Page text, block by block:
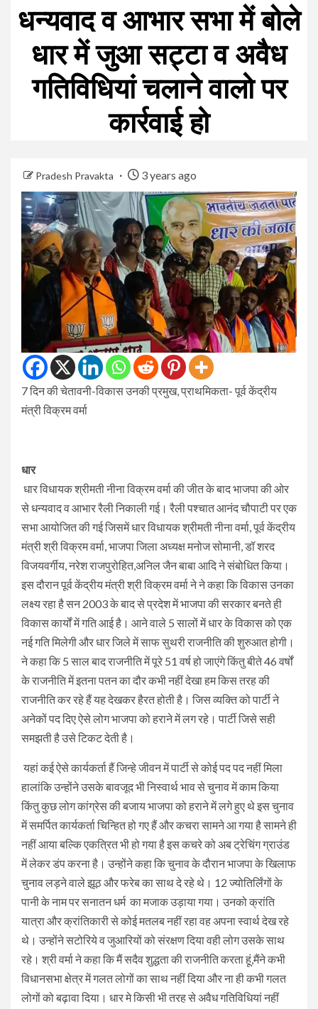
धन्यवाद व आभार सभा में बोले
धार में जुआ सट्टा व अवैध
गतिविधियां चलाने वालो पर
कार्रवाई हो
Pradesh Pravakta 3 years ago
7 दिन की चेतावनी-विकास उनकी प्रमुख, प्राथमिकता- पूर्व केंद्रीय
मंत्री विक्रम वर्मा
धार
धार विधायक श्रीमती नीना विक्रम वर्मा की जीत के बाद भाजपा की ओर
से धन्यवाद व आभार रैली निकाली गई। रैली पश्चात आनंद चौपाटी पर एक
सभा आयोजित की गई जिसमें धार विधायक श्रीमती नीना वर्मा, पूर्व केंद्रीय
मंत्री श्री विक्रम वर्मा, भाजपा जिला अध्यक्ष मनोज सोमानी, डॉ शरद
विजयवर्गीय, नरेश राजपुरोहित,अनिल जैन बाबा आदि ने संबोधित किया।
इस दौरान पूर्व केंद्रीय मंत्री श्री विक्रम वर्मा ने ने कहा कि विकास उनका
लक्ष्य रहा है सन 2003 के बाद से प्रदेश में भाजपा की सरकार बनते ही
विकास कार्यों में गति आई है। आने वाले 5 सालों में धार के विकास को एक
नई गति मिलेगी और धार जिले में साफ सुथरी राजनीति की शुरुआत होगी।
ने कहा कि 5 साल बाद राजनीति में पूरे 51 वर्ष हो जाएंगे किंतु बीते 46 वर्षों
के राजनीति में इतना पतन का दौर कभी नहीं देखा हम किस तरह की
राजनीति कर रहे हैं यह देखकर हैरत होती है। जिस व्यक्ति को पार्टी ने
अनेकों पद दिए ऐसे लोग भाजपा को हराने में लग रहे। पार्टी जिसे सही
समझती है उसे टिकट देती है।
यहां कई ऐसे कार्यकर्ता हैं जिन्हे जीवन में पार्टी से कोई पद पद नहीं मिला
हालांकि उन्होंने उसके बावजूद भी निस्वार्थ भाव से चुनाव में काम किया
किंतु कुछ लोग कांग्रेस की बजाय भाजपा को हराने में लगे हुए थे इस चुनाव
में समर्पित कार्यकर्ता चिन्हित हो गए हैं और कचरा सामने आ गया है सामने ही
नहीं आया बल्कि एकत्रित भी हो गया है इस कचरे को अब ट्रेचिंग ग्राउंड
में लेकर डंप करना है। उन्होंने कहा कि चुनाव के दौरान भाजपा के खिलाफ
चुनाव लड़ने वाले झूठ और फरेब का साथ दे रहे थे। 12 ज्योतिर्लिंगों के
पानी के नाम पर सनातन धर्म का मजाक उड़ाया गया। उनको क्रांति
यात्रा और क्रांतिकारी से कोई मतलब नहीं रहा वह अपना स्वार्थ देख रहे
थे। उन्होंने सटोरिये व जुआरियों को संरक्षण दिया वही लोग उसके साथ
रहे। श्री वर्मा ने कहा कि मैं सदैव शुद्धता की राजनीति करता हूं,मैंने कभी
विधानसभा क्षेत्र में गलत लोगों का साथ नहीं दिया और ना ही कभी गलत
लोगों को बढ़ावा दिया। धार मे किसी भी तरह से अवैध गतिविधियां नहीं